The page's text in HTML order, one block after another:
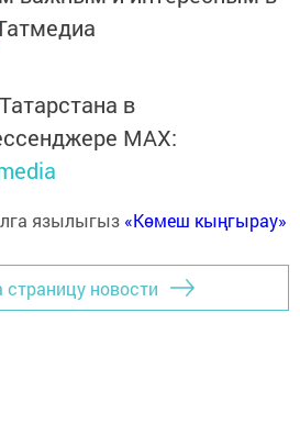
в
MАХ:
язылыгыз «Көмеш кыңгырау»
страницу новости